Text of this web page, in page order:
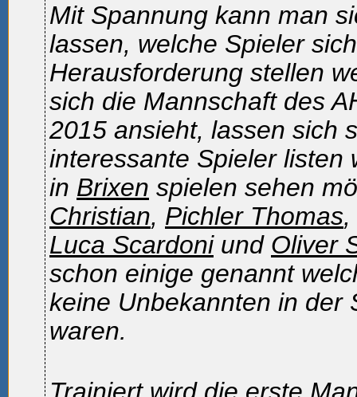
Mit Spannung kann man
lassen, welche Spieler
Herausforderung stellen
sich die Mannschaft des
2015 ansieht, lassen sich
interessante Spieler listen
in Brixen spielen sehen
Christian, Pichler Thomas,
Luca Scardoniund Oliver
schon einige genannt
keine Unbekannten in der
waren.